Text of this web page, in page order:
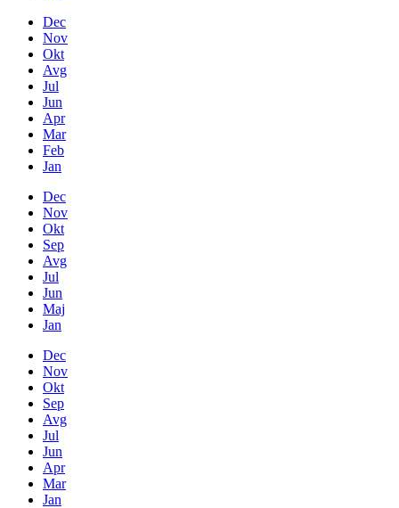
Dec
Nov
Okt
Avg
Jul
Jun
Apr
Mar
Feb
Jan
Dec
Nov
Okt
Sep
Avg
Jul
Jun
Maj
Jan
Dec
Nov
Okt
Sep
Avg
Jul
Jun
Apr
Mar
Jan